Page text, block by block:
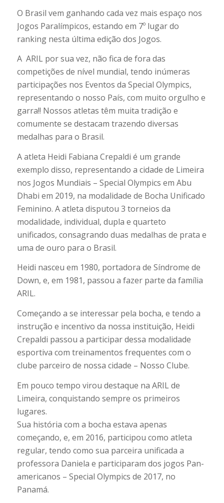
O Brasil vem ganhando cada vez mais espaço nos
Jogos Paralímpicos, estando em 7º lugar do
ranking nesta última edição dos Jogos.
A ARIL por sua vez, não fica de fora das
competições de nível mundial, tendo inúmeras
participações nos Eventos da Special Olympics,
representando o nosso País, com muito orgulho e
garra!! Nossos atletas têm muita tradição e
comumente se destacam trazendo diversas
medalhas para o Brasil.
A atleta Heidi Fabiana Crepaldi é um grande
exemplo disso, representando a cidade de Limeira
nos Jogos Mundiais – Special Olympics em Abu
Dhabi em 2019, na modalidade de Bocha Unificado
Feminino. A atleta disputou 3 torneios da
modalidade, individual, dupla e quarteto
unificados, consagrando duas medalhas de prata e
uma de ouro para o Brasil.
Heidi nasceu em 1980, portadora de Síndrome de
Down, e, em 1981, passou a fazer parte da família
ARIL.
Começando a se interessar pela bocha, e tendo a
instrução e incentivo da nossa instituição, Heidi
Crepaldi passou a participar dessa modalidade
esportiva com treinamentos frequentes com o
clube parceiro de nossa cidade – Nosso Clube.
Em pouco tempo virou destaque na ARIL de
Limeira, conquistando sempre os primeiros
lugares.
Sua história com a bocha estava apenas
começando, e, em 2016, participou como atleta
regular, tendo como sua parceira unificada a
professora Daniela e participaram dos jogos Pan-
americanos – Special Olympics de 2017, no
Panamá.